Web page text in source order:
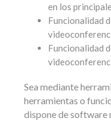
en los
Funcionalidad
Funcionalidad
Sea mediante
herramientas o
dispone de software